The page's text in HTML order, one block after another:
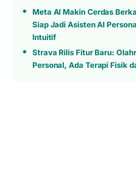
Meta AI Makin Cerdas
Siap Jadi Asisten AI
Intuitif
Strava Rilis Fitur Baru:
Personal, Ada Terapi Fisik